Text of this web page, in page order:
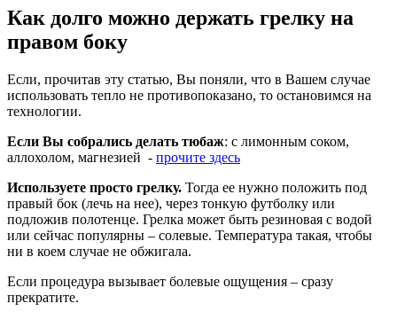
Как долго можно держать грелку на
правом боку
Если, прочитав эту статью, Вы поняли, что в Вашем случае
использовать тепло не противопоказано, то остановимся на
технологии.
Если Вы собрались делать тюбаж: с лимонным соком,
аллохолом, магнезией - прочите здесь
Используете просто грелку. Тогда ее нужно положить под
правый бок (лечь на нее), через тонкую футболку или
подложив полотенце. Грелка может быть резиновая с водой
или сейчас популярны – солевые. Температура такая, чтобы
ни в коем случае не обжигала.
Если процедура вызывает болевые ощущения – сразу
прекратите.